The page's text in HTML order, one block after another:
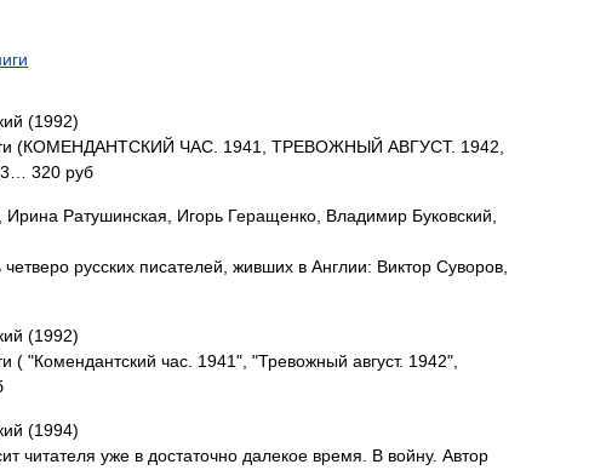
(1992)
(КОМЕНДАНТСКИЙ ЧАС. 1941, ТРЕВОЖНЫЙ АВГУСТ. 1942,
320 руб
Ирина Ратушинская, Игорь Геращенко, Владимир Буковский,
русских писателей, живших в Англии: Виктор Суворов,
(1992)
( "Комендантский час. 1941", "Тревожный август. 1942",
(1994)
читателя уже в достаточно далекое время. В войну. Автор